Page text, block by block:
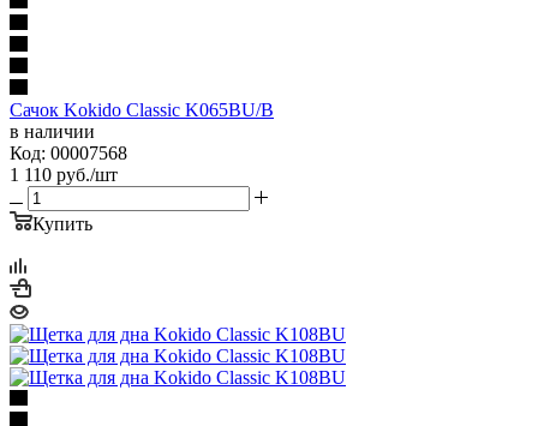
Сачок Kokido Classic K065BU/B
в наличии
Код: 00007568
1 110 руб./шт
Купить